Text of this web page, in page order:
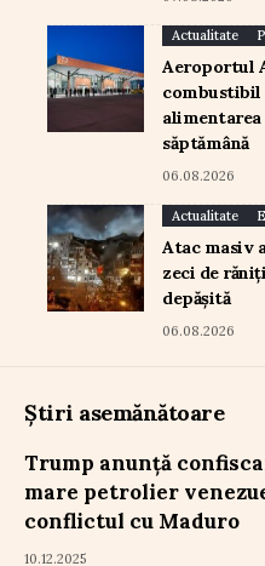
Actualitate
Aeroportul
combustibil
alimentarea
săptămână
06.08.2026
Actualitate
Atac masiv
zeci de
depășită
06.08.2026
Știri asemănătoare
Trump anunță
mare petrolier
conflictul cu Maduro
10.12.2025